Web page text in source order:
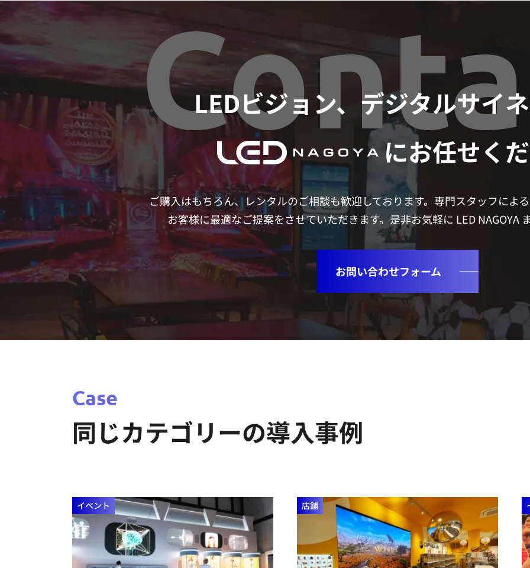
LEDビジョン、デジタルサイ
にお任せく
ご購入はもちろん、レンタルのご相談も歓迎しております。専門スタッフによ
お客様に最適なご提案をさせていただきます。是非お気軽に LED NAGOYA
お問い合わせフォーム
Case
同じカテゴリーの導入事例
イベント 店舗